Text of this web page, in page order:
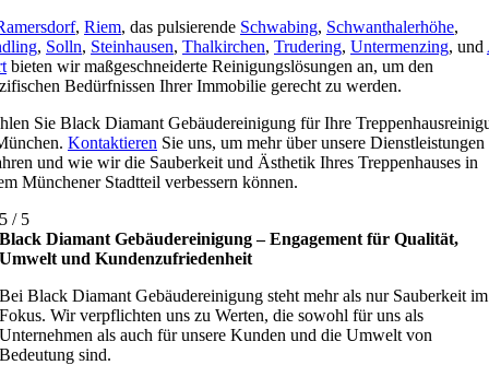
, Riem, das pulsierende Schwabing, Schwanthalerhöhe,
, Solln, Steinhausen, Thalkirchen, Trudering, Untermenzing, und
bieten wir maßgeschneiderte Reinigungslösungen an, um den
Bedürfnissen Ihrer Immobilie gerecht zu werden.
Sie Black Diamant Gebäudereinigung für Ihre
Kontaktieren Sie uns, um mehr über unsere Dienstleistungen
und wie wir die Sauberkeit und Ästhetik Ihres Treppenhauses in
Münchener Stadtteil verbessern können.
5 / 5
Black Diamant Gebäudereinigung – Engagement für Qualität,
Umwelt und Kundenzufriedenheit
Bei Black Diamant Gebäudereinigung steht mehr als nur Sauberkeit im
Fokus. Wir verpflichten uns zu Werten, die sowohl für uns als
Unternehmen als auch für unsere Kunden und die Umwelt von
Bedeutung sind.